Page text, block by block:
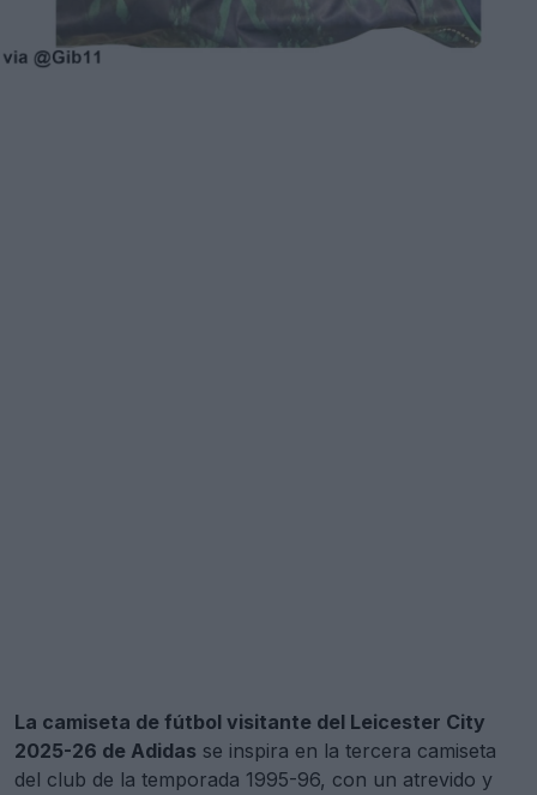
La camiseta de fútbol visitante del Leicester City
2025-26 de Adidas se inspira en la tercera camiseta
del club de la temporada 1995-96, con un atrevido y